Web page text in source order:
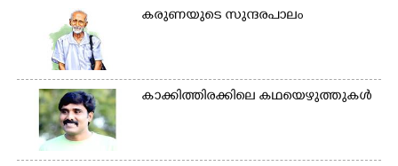
കരുണയുടെ സുന്ദരപാലം
കാക്കിത്തിരക്കിലെ കഥയെഴുത്തുകൾ